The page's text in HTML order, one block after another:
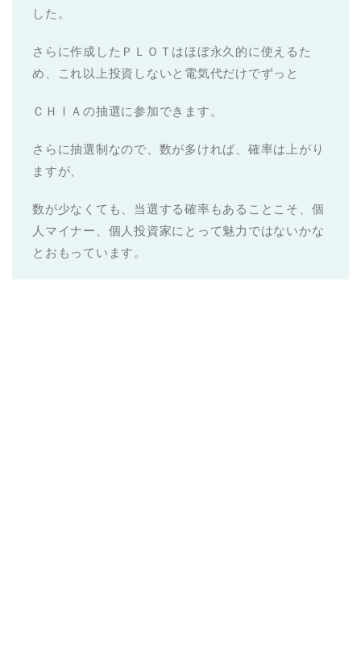
した。
さらに作成したＰＬＯＴはほぼ永久的に使えるた
め、これ以上投資しないと電気代だけでずっと
ＣＨＩＡの抽選に参加できます。
さらに抽選制なので、数が多ければ、確率は上がり
ますが、
数が少なくても、当選する確率もあることこそ、個
人マイナー、個人投資家にとって魅力ではないかな
とおもっています。